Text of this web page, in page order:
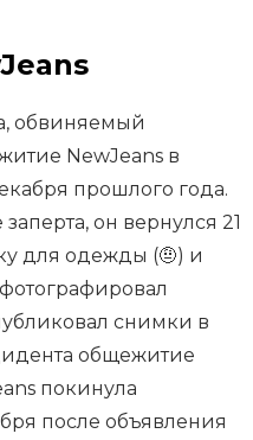
обвиняемый
NewJeans в
прошлого года.
он вернулся 21
для одежды (🤨) и
снимки в
общежитие
покинула
после объявления